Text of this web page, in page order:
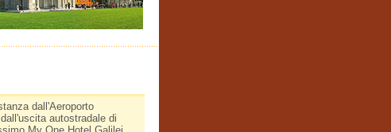
dall'Aeroporto
autostradale di
My One Hotel Galilei,